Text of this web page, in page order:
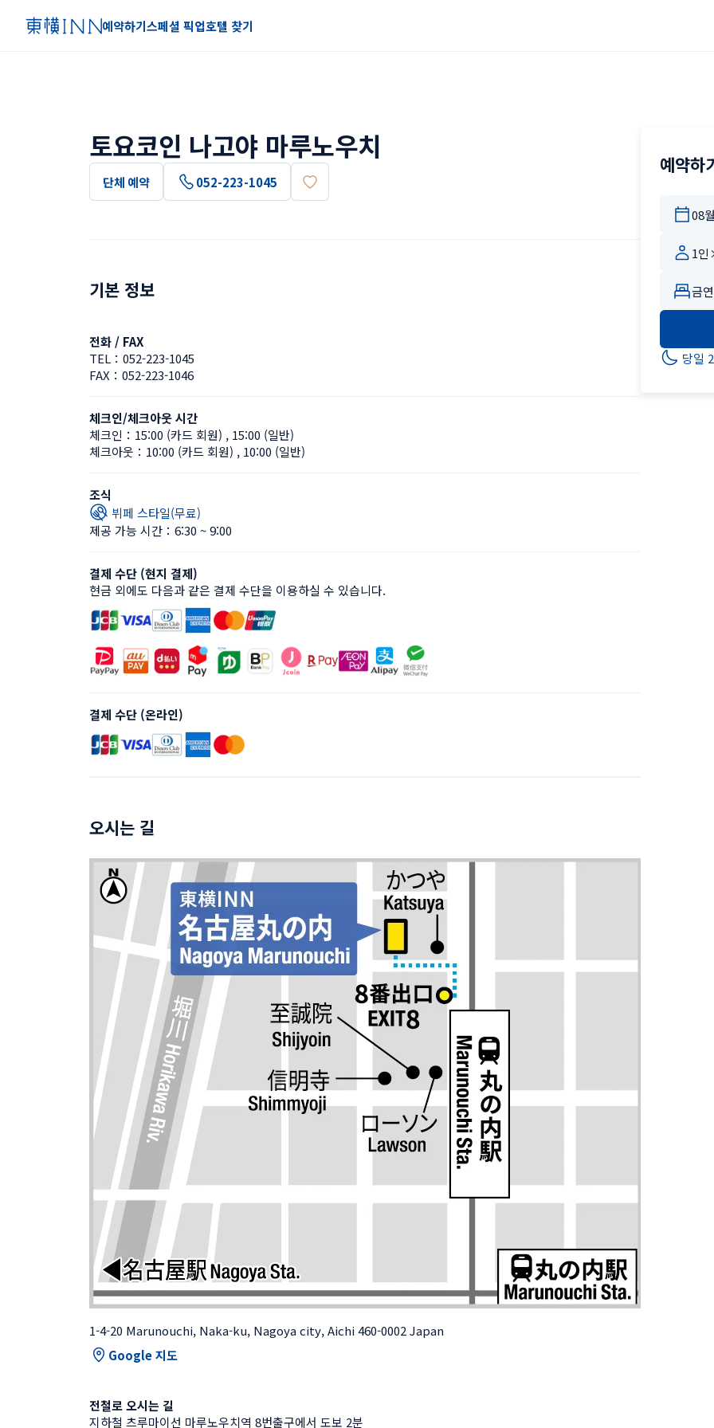
예약하기스페셜 픽업호텔 찾기
토요코인 나고야 마루노우치
단체 예약 052-223-1045
기본 정보
전화 / FAX
TEL： 052-223-1045
FAX： 052-223-1046
체크인/체크아웃 시간
체크인： 15:00 (카드 회원) , 15:00 (일반)
체크아웃： 10:00 (카드 회원) , 10:00 (일반)
조식
뷔페 스타일(무료)
제공 가능 시간：6:30 ~ 9:00
결제 수단 (현지 결제)
현금 외에도 다음과 같은 결제 수단을 이용하실 수 있습니다.
결제 수단 (온라인)
오시는 길
1-4-20 Marunouchi, Naka-ku, Nagoya city, Aichi 460-0002 Japan
Google 지도
전철로 오시는 길
지하철 츠루마이선 마루노우치역 8번출구에서 도보 2분
예약하
당일